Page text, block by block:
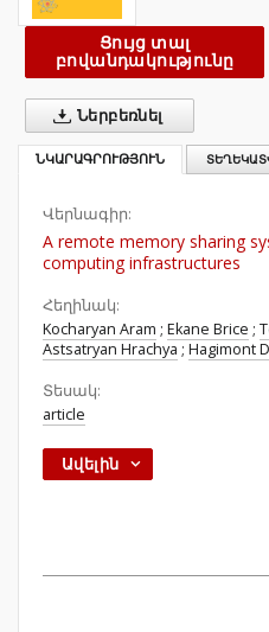
Ցույց տալ
բովանդակությունը
Ներբեռնել
ՆԿԱՐԱԳՐՈՒԹՅՈՒՆ
Վերնագիր:
A remote memory sharing
computing infrastructures
Հեղինակ:
Kocharyan Aram ; Ekane Brice ;
Astsatryan Hrachya ; Hagimont
Տեսակ:
article
Ավելին